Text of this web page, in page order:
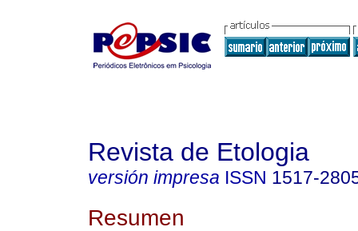
Revista de Etologia
versión impresa ISSN 1517-
Resumen